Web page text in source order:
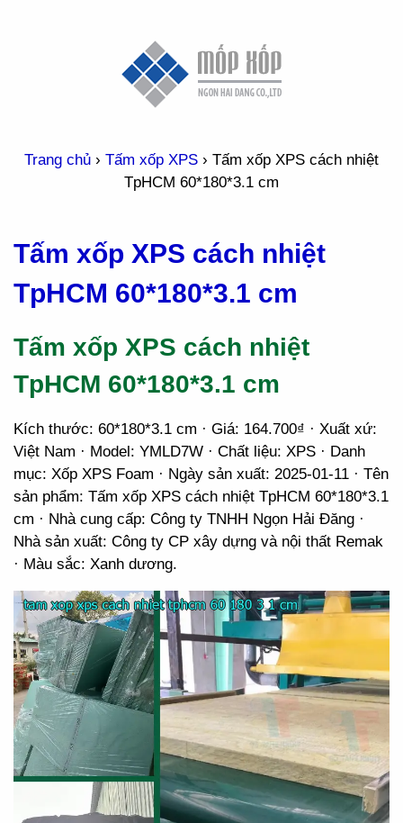
Trang chủ › Tấm xốp XPS › Tấm xốp XPS cách nhiệt
TpHCM 60*180*3.1 cm
Tấm xốp XPS cách nhiệt
TpHCM 60*180*3.1 cm
Tấm xốp XPS cách nhiệt
TpHCM 60*180*3.1 cm
Kích thước: 60*180*3.1 cm · Giá: 164.700₫ · Xuất xứ:
Việt Nam · Model: YMLD7W · Chất liệu: XPS · Danh
mục: Xốp XPS Foam · Ngày sản xuất: 2025-01-11 · Tên
sản phẩm: Tấm xốp XPS cách nhiệt TpHCM 60*180*3.1
cm · Nhà cung cấp: Công ty TNHH Ngọn Hải Đăng ·
Nhà sản xuất: Công ty CP xây dựng và nội thất Remak
· Màu sắc: Xanh dương.